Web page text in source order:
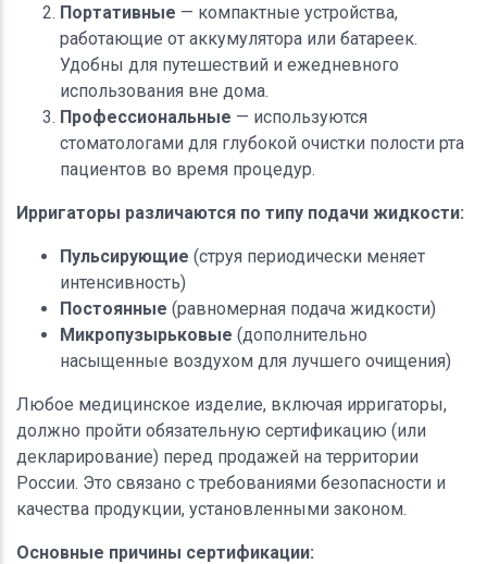
Портативные — компактные устройства,
работающие от аккумулятора или батареек.
Удобны для путешествий и ежедневного
использования вне дома.
Профессиональные — используются
стоматологами для глубокой очистки полости рта
пациентов во время процедур.
Ирригаторы различаются по типу подачи жидкости:
Пульсирующие (струя периодически меняет
интенсивность)
Постоянные (равномерная подача жидкости)
Микропузырьковые (дополнительно
насыщенные воздухом для лучшего очищения)
Любое медицинское изделие, включая ирригаторы,
должно пройти обязательную сертификацию (или
декларирование) перед продажей на территории
России. Это связано с требованиями безопасности и
качества продукции, установленными законом.
Основные причины сертификации: